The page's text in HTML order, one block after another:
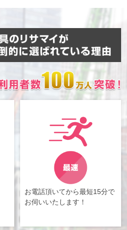
お電話頂いてから最短15分で
お伺いいたします！